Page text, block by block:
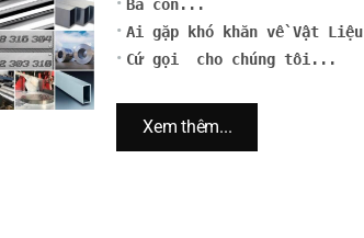
Bà con...
Ai gặp khó khăn về Vật Liệu
Cứ gọi cho chúng tôi...
Xem thêm...